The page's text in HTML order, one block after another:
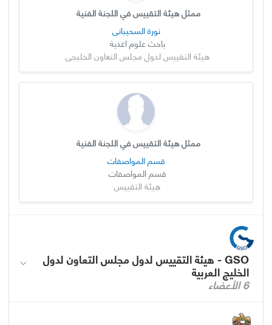
ممثل هيئة التقييس في اللجنة الفنية
نورة السحيباني
باحث علوم اغذية
هيئة التقييس لدول مجلس التعاون الخليجي
ممثل هيئة التقييس في اللجنة الفنية
قسم المواصفات
قسم المواصفات
هيئة التقييس
GSO - هيئة التقييس لدول مجلس التعاون لدول
الخليج العربية
6 الأعضاء